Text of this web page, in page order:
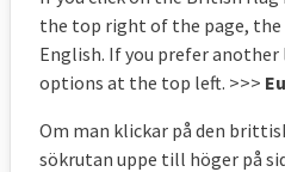
the top right of the page,
English. If you prefer
options at the top left. >>>
Om man klickar på den
sökrutan uppe till höger på